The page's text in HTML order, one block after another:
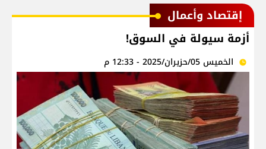
إقتصاد وأعمال
أزمة سيولة في السوق!
الخميس 05/حزيران/2025 - 12:33 م